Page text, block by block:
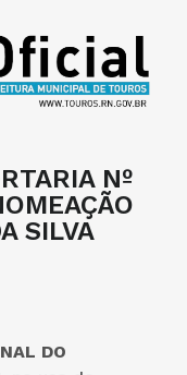
Nº
SILVA
DO